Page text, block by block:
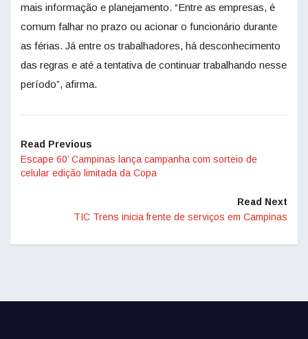
mais informação e planejamento. “Entre as empresas, é
comum falhar no prazo ou acionar o funcionário durante
as férias. Já entre os trabalhadores, há desconhecimento
das regras e até a tentativa de continuar trabalhando nesse
período”, afirma.
Read Previous
Escape 60’ Campinas lança campanha com sorteio de
celular edição limitada da Copa
Read Next
TIC Trens inicia frente de serviços em Campinas